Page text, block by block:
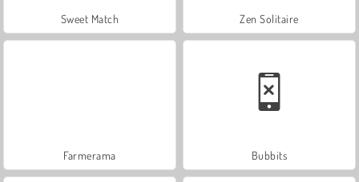
Sweet Match Zen Solitaire
Farmerama Bubbits